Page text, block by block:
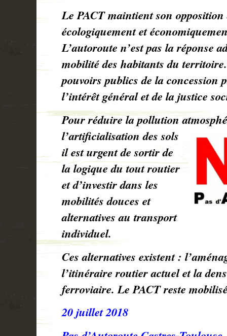
Le PACT maintient son
écologiquement et
L’autoroute n’est pas la réponse
mobilité des habitants du
pouvoirs publics de la concession
l’intérêt général et de la justice
Pour réduire la pollution
l’artificialisation des sols
il est urgent de sortir de
la logique du tout routier
et d’investir dans les
mobilités douces et
alternatives au transport
individuel.
Ces alternatives existent :
l’itinéraire routier actuel et la
ferroviaire. Le PACT reste
20 juillet 2018